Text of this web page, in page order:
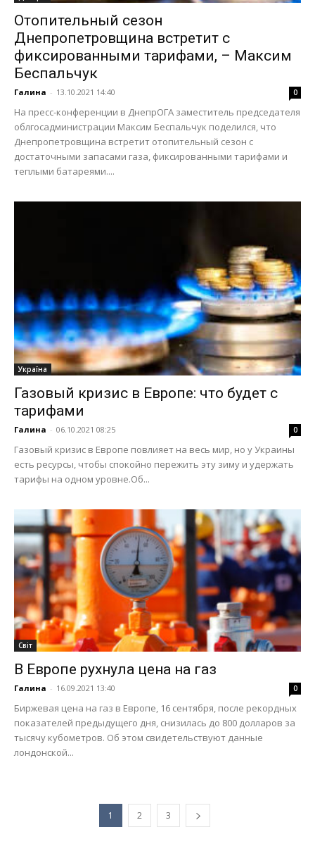
Отопительный сезон
Днепропетровщина встретит с
фиксированными тарифами, – Максим
Беспальчук
Галина - 13.10.2021 14:40 0
На пресс-конференции в ДнепрОГА заместитель председателя
облгосадминистрации Максим Беспальчук поделился, что
Днепропетровщина встретит отопительный сезон с
достаточными запасами газа, фиксированными тарифами и
теплыми батареями....
Україна
Газовый кризис в Европе: что будет с
тарифами
Галина - 06.10.2021 08:25 0
Газовый кризис в Европе повлияет на весь мир, но у Украины
есть ресурсы, чтобы спокойно пережить эту зиму и удержать
тарифы на одном уровне.Об...
Світ
В Европе рухнула цена на газ
Галина - 16.09.2021 13:40 0
Биржевая цена на газ в Европе, 16 сентября, после рекордных
показателей предыдущего дня, снизилась до 800 долларов за
тысячу кубометров. Об этом свидетельствуют данные
лондонской...
1 2 3